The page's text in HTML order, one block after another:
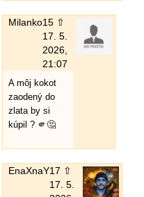
Milanko15 ⇧
17. 5.
2026,
21:07
A môj kokot
zaodený do
zlata by si
kúpil ? 🫵🤔
EnaXnaY17 ⇧
17. 5.